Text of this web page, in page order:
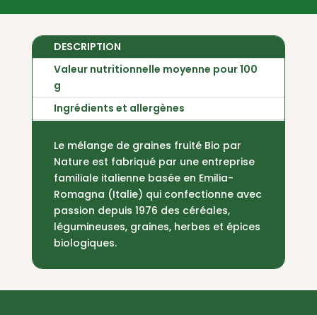
DESCRIPTION
Valeur nutritionnelle moyenne pour 100
g
Ingrédients et allergènes
Le mélange de graines fruité Bio par
Nature est fabriqué par une entreprise
familiale italienne basée en Emilia-
Romagna (Italie) qui confectionne avec
passion depuis 1976 des céréales,
légumineuses, graines, herbes et épices
biologiques.